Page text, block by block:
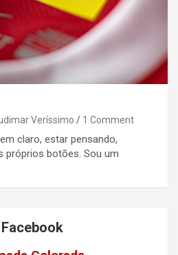
Veríssimo 1 Comment
claro, estar pensando,
próprios botões. Sou um